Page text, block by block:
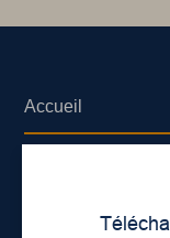
Accueil
Déontologie et